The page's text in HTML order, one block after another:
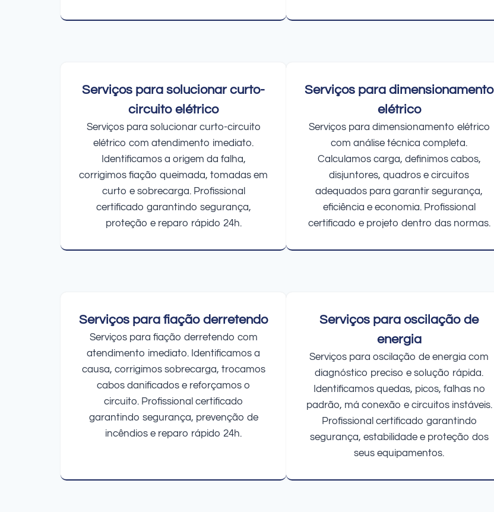
Serviços para solucionar curto-
circuito elétrico
Serviços para solucionar curto-circuito
elétrico com atendimento imediato.
Identificamos a origem da falha,
corrigimos fiação queimada, tomadas em
curto e sobrecarga. Profissional
certificado garantindo segurança,
proteção e reparo rápido 24h.
Serviços para dimensionamento
elétrico
Serviços para dimensionamento elétrico
com análise técnica completa.
Calculamos carga, definimos cabos,
disjuntores, quadros e circuitos
adequados para garantir segurança,
eficiência e economia. Profissional
certificado e projeto dentro das normas.
Serviços para fiação derretendo
Serviços para fiação derretendo com
atendimento imediato. Identificamos a
causa, corrigimos sobrecarga, trocamos
cabos danificados e reforçamos o
circuito. Profissional certificado
garantindo segurança, prevenção de
incêndios e reparo rápido 24h.
Serviços para oscilação de
energia
Serviços para oscilação de energia com
diagnóstico preciso e solução rápida.
Identificamos quedas, picos, falhas no
padrão, má conexão e circuitos instáveis.
Profissional certificado garantindo
segurança, estabilidade e proteção dos
seus equipamentos.